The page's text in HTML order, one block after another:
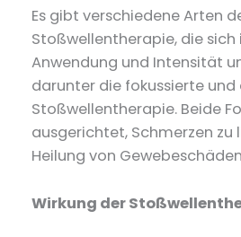
Es gibt verschiedene Arten
Stoßwellentherapie, die sich
Anwendung und Intensität
darunter die fokussierte
Stoßwellentherapie. Beide
ausgerichtet, Schmerzen zu
Heilung von
Wirkung der